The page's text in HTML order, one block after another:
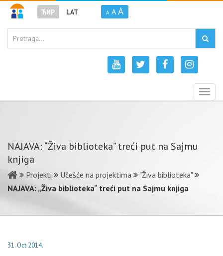
ЋИР LAT A A A
NAJAVA: “Živa biblioteka” treći put na Sajmu
knjiga
Projekti Učešće na projektima
"Živa biblioteka"
NAJAVA: „Živa biblioteka“ treći put na Sajmu knjiga
31. Oct 2014.